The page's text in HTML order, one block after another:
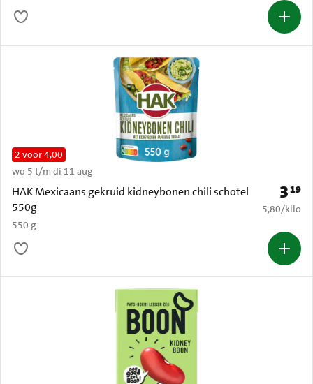
HAK Mexicaans gekruid kidneybonen chili schotel
550g
550 g
2 voor 4,00
wo 5 t/m di 11 aug
Prijs:
319
€ 5,80 per
5,80/kilo